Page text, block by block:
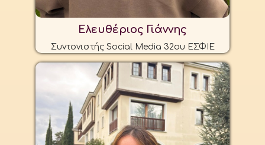
Ελευθέριος Γιάννης
Συντονιστής Social Media 32ου ΕΣΦΙΕ